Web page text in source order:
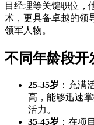
目经理等关键职位，
术，更具备卓越的领
领军人物。
不同年龄段开
25-35岁 ：充满
高，能够迅速
活力。
35-45岁 ：在项